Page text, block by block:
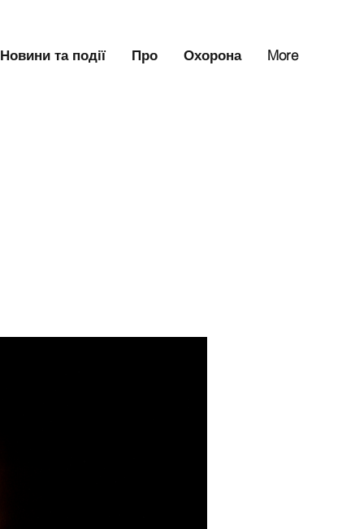
Новини та події Про Охорона More